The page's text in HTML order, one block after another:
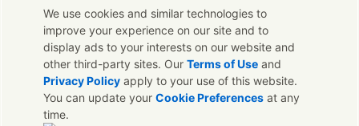
ติดต่อเรา
ติดต่อทีมผู้เชี่ยวชาญและ Unilever หรือค้นหาที่ติดต่อทั่วโลก
ติดต่อเรา
We use cookies and similar technologies to
improve your experience on our site and to
display ads to your interests on our website and
other third-party sites. OurTerms of Use and
Privacy Policy apply to your use of this website.
You can update yourCookie Preferences at any
time.